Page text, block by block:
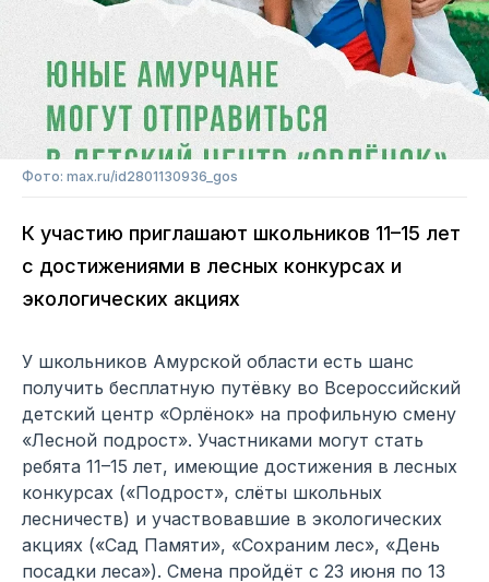
Фото: max.ru/id2801130936_gos
К участию приглашают школьников 11–15 лет
с достижениями в лесных конкурсах и
экологических акциях
У школьников Амурской области есть шанс
получить бесплатную путёвку во Всероссийский
детский центр «Орлёнок» на профильную смену
«Лесной подрост». Участниками могут стать
ребята 11–15 лет, имеющие достижения в лесных
конкурсах («Подрост», слёты школьных
лесничеств) и участвовавшие в экологических
акциях («Сад Памяти», «Сохраним лес», «День
посадки леса»). Смена пройдёт с 23 июня по 13